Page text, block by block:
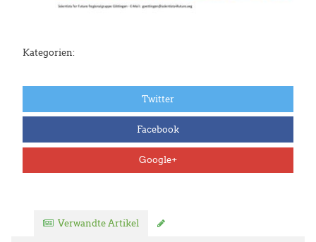
Kategorien:
Twitter
Facebook
Google+
Verwandte Artikel